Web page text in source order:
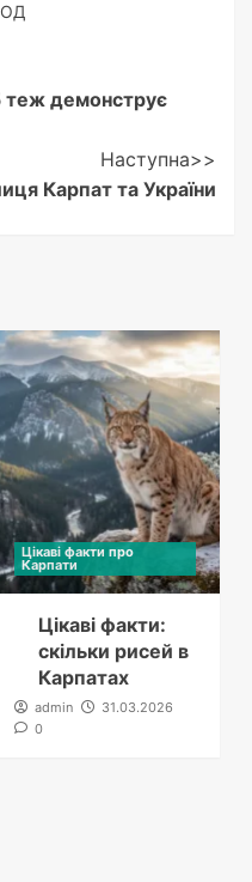
теж демонструє
Наступна>>
Карпат та України
Цікаві факти про
Карпати
Цікаві факти:
скільки рисей в
Карпатах
admin
31.03.2026
0